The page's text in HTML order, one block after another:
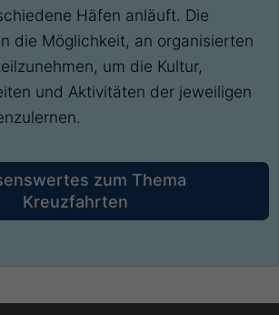
Häfen anläuft. Die
die Möglichkeit, an organisierten
um die Kultur,
und Aktivitäten der jeweiligen
zum Thema
Kreuzfahrten